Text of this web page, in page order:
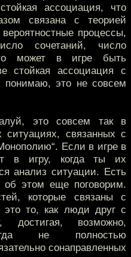
ассоциация, что
связана с теорией
процессы,
сочетаний, число
может в игре быть
стойкая ассоциация с
понимаю, это не совсем
это совсем так в
ситуациях, связанных с
Если в игре в
в игру, когда ты их
анализ ситуации. Есть
этом еще поговорим.
которые связаны с
это то, как люди друг с
достигая, возможно,
не полностью
сонаправленных